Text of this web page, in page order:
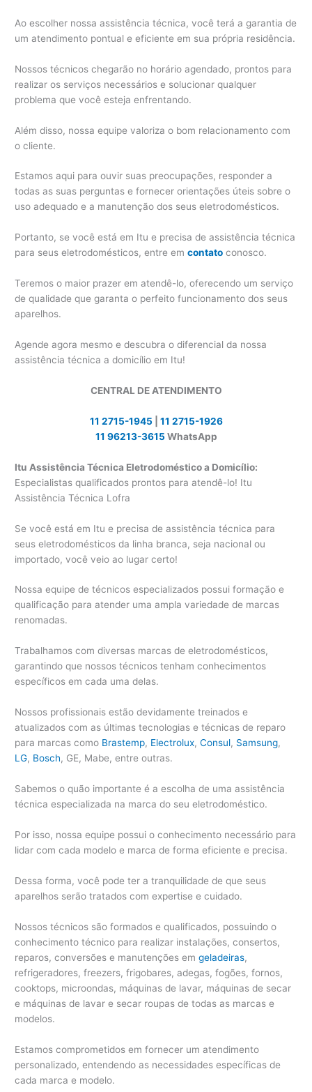
Ao escolher nossa assistência técnica, você terá a garantia de
um atendimento pontual e eficiente em sua própria residência.
Nossos técnicos chegarão no horário agendado, prontos para
realizar os serviços necessários e solucionar qualquer
problema que você esteja enfrentando.
Além disso, nossa equipe valoriza o bom relacionamento com
o cliente.
Estamos aqui para ouvir suas preocupações, responder a
todas as suas perguntas e fornecer orientações úteis sobre o
uso adequado e a manutenção dos seus eletrodomésticos.
Portanto, se você está em Itu e precisa de assistência técnica
para seus eletrodomésticos, entre emcontato conosco.
Teremos o maior prazer em atendê-lo, oferecendo um serviço
de qualidade que garanta o perfeito funcionamento dos seus
aparelhos.
Agende agora mesmo e descubra o diferencial da nossa
assistência técnica a domicílio em Itu!
CENTRAL DE ATENDIMENTO
11 2715-1945
11 2715-1926
11 96213-3615 WhatsApp
Itu Assistência Técnica Eletrodoméstico a Domicílio:
Especialistas qualificados prontos para atendê-lo! Itu
Assistência Técnica Lofra
Se você está em Itu e precisa de assistência técnica para
seus eletrodomésticos da linha branca, seja nacional ou
importado, você veio ao lugar certo!
Nossa equipe de técnicos especializados possui formação e
qualificação para atender uma ampla variedade de marcas
renomadas.
Trabalhamos com diversas marcas de eletrodomésticos,
garantindo que nossos técnicos tenham conhecimentos
específicos em cada uma delas.
Nossos profissionais estão devidamente treinados e
atualizados com as últimas tecnologias e técnicas de reparo
para marcas como Brastemp, Electrolux,Consul, Samsung,
LG, Bosch, GE, Mabe, entre outras.
Sabemos o quão importante é a escolha de uma assistência
técnica especializada na marca do seu eletrodoméstico.
Por isso, nossa equipe possui o conhecimento necessário para
lidar com cada modelo e marca de forma eficiente e precisa.
Dessa forma, você pode ter a tranquilidade de que seus
aparelhos serão tratados com expertise e cuidado.
Nossos técnicos são formados e qualificados, possuindo o
conhecimento técnico para realizar instalações, consertos,
reparos, conversões e manutenções emgeladeiras,
refrigeradores, freezers, frigobares, adegas, fogões, fornos,
cooktops, microondas, máquinas de lavar, máquinas de secar
e máquinas de lavar e secar roupas de todas as marcas e
modelos.
Estamos comprometidos em fornecer um atendimento
personalizado, entendendo as necessidades específicas de
cada marca e modelo.